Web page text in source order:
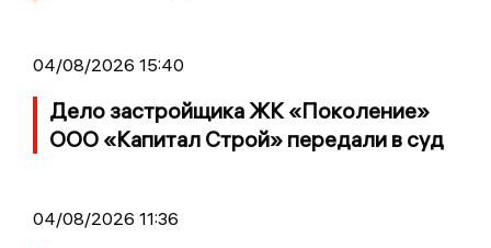
04/08/2026 15:40
Дело застройщика ЖК «Поколение»
ООО «Капитал Строй» передали в суд
04/08/2026 11:36